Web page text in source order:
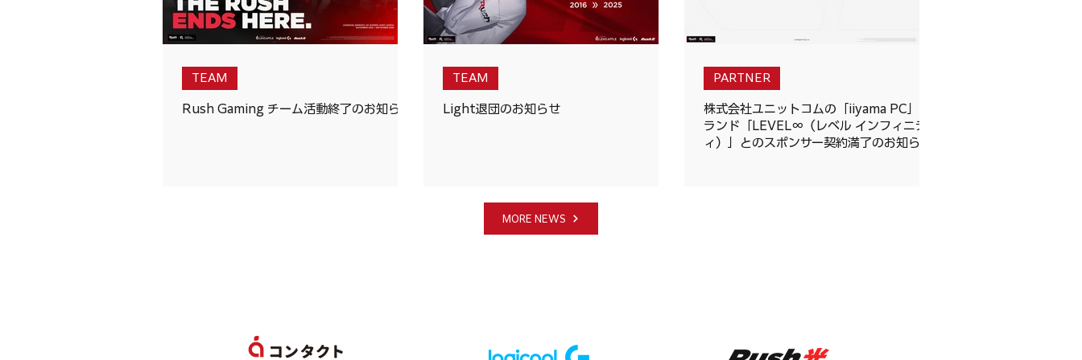
Rush Gaming チーム活動終了のお知らせ
TEAM
Light退団のお知らせ
TEAM
株式会社ユニットコムの「iiyama PC」ブ
ランド「LEVEL∞（レベル インフィニテ
ィ）」とのスポンサー契約満了のお知らせ
PARTNER
MORE NEWS